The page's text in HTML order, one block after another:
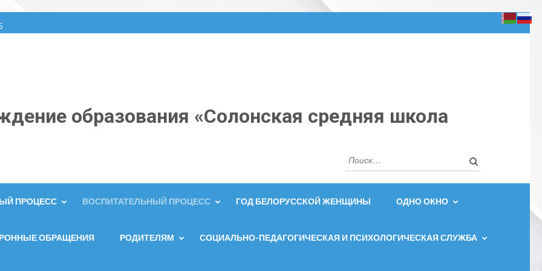
образования «Солонская средняя школа
Найти:
ПРОЦЕСС ВОСПИТАТЕЛЬНЫЙ ПРОЦЕСС ГОД БЕЛОРУССКОЙ ЖЕНЩИНЫ ОДНО ОКНО
ОБРАЩЕНИЯ РОДИТЕЛЯМ СОЦИАЛЬНО-ПЕДАГОГИЧЕСКАЯ И ПСИХОЛОГИЧЕСКАЯ СЛУЖБА